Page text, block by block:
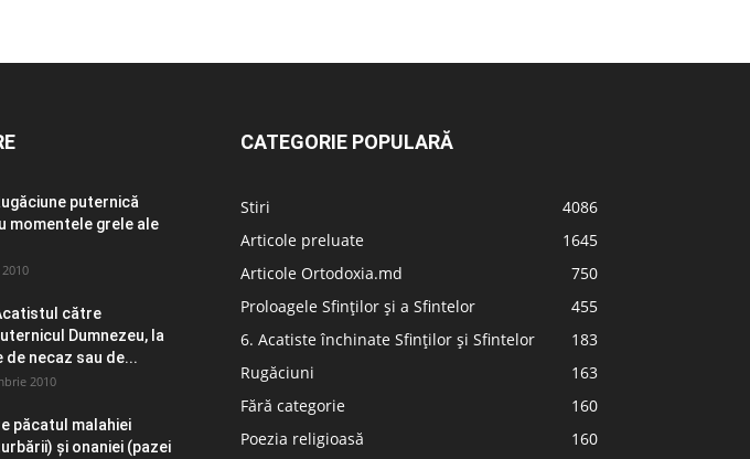
puternică
momentele grele ale
către
Dumnezeu, la
de necaz sau de...
2010
păcatul malahiei
şi onaniei (pazei
CATEGORIE POPULARĂ
Stiri
4086
Articole preluate
1645
Articole Ortodoxia.md
750
Proloagele Sfinților și a Sfintelor
455
6. Acatiste închinate Sfinților și Sfintelor
183
Rugăciuni
163
Fără categorie
160
Poezia religioasă
160